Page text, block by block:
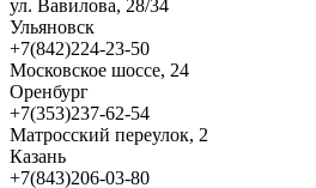
ул. Вавилова, 28/34
Ульяновск
+7(842)224-23-50
Московское шоссе, 24
Оренбург
+7(353)237-62-54
Матросский переулок, 2
Казань
+7(843)206-03-80